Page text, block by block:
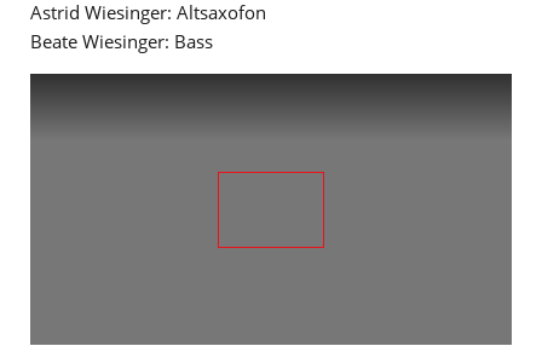
Astrid Wiesinger: Altsaxofon
Beate Wiesinger: Bass